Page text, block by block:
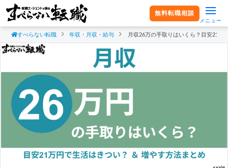
無料転職相談
メニュー
すべらない転職 年収・月収・給与 月収26万の手取りはいくら？目安21万